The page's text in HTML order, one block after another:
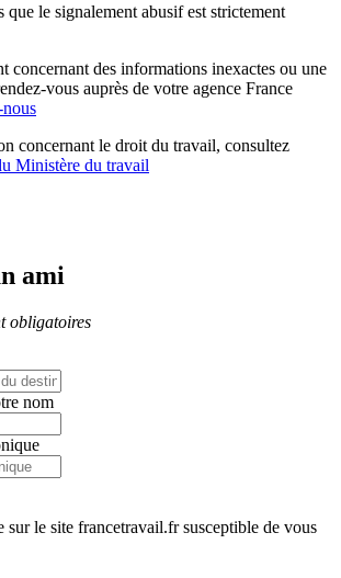
que le signalement abusif est strictement
concernant des informations inexactes ou une
vous auprès de votre agence France
concernant le droit du travail, consultez
Ministère du travail
ami
obligatoires
nom
sur le site francetravail.fr susceptible de vous